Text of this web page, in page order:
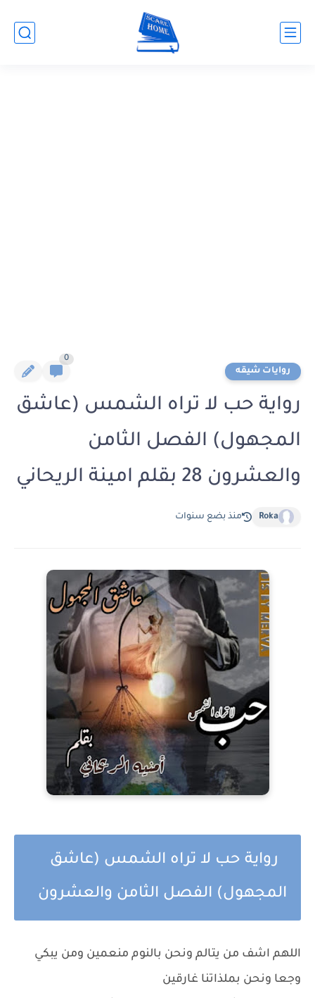
روايات شيقه
0
رواية حب لا تراه الشمس (عاشق
المجهول) الفصل الثامن
والعشرون 28 بقلم امينة الريحاني
Roka منذ بضع سنوات
رواية حب لا تراه الشمس (عاشق
المجهول) الفصل الثامن والعشرون
اللهم اشف من يتالم ونحن بالنوم منعمين ومن يبكي
وجعا ونحن بملذاتنا غارقين